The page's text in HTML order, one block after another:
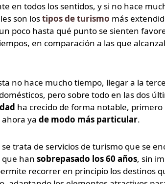
en todos los sentidos, y si no hace
son lostipos de turismo más
poco hasta qué punto se sienten
en comparación a las que
no hace mucho tiempo, llegar a la
pero sobre todo en las dos
ha crecido de forma notable, primero
ya de modo más particular.
trata de servicios de turismo que se
que han sobrepasado los 60 años, sin
recorrer en principio los destinos